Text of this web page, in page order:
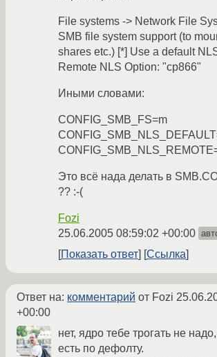
File systems -> Network File
SMB file system support (to
shares etc.) [*] Use a default
Remote NLS Option: "cp866"
Иными словами:
CONFIG_SMB_FS=m
Это всё нада делать в
?? :-(
Fozi
25.06.2005 08:59:02 +00:00
Показать ответ Ссылка
Ответ на: комментарий от Fozi
+00:00
нет, ядро тебе трогать не
есть по дефолту.